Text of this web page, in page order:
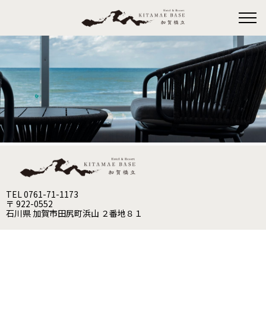
TEL 0761-71-1173
〒 922-0552
石川県 加賀市田尻町浜山 ２番地８１